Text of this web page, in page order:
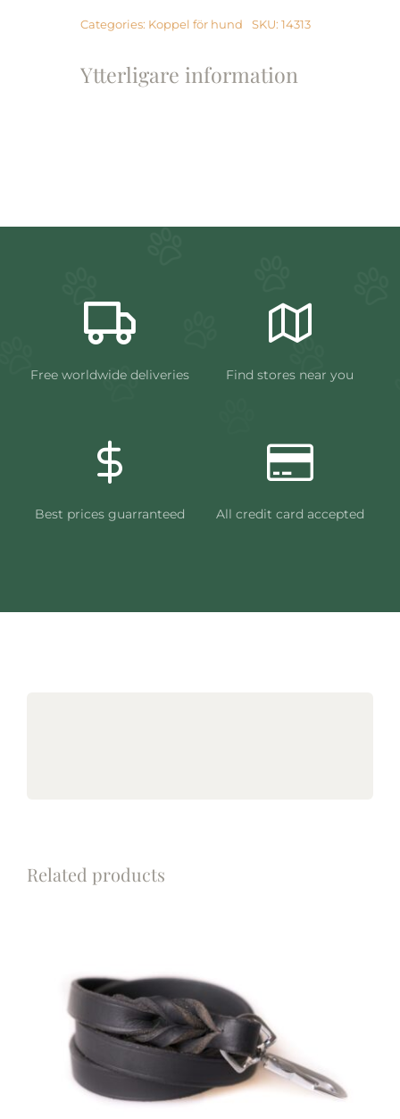
Brown
Categories: Koppel för hund SKU: 14313
Ytterligare information
Free worldwide deliveries Find stores near you
Best prices guarranteed All credit card accepted
Related products